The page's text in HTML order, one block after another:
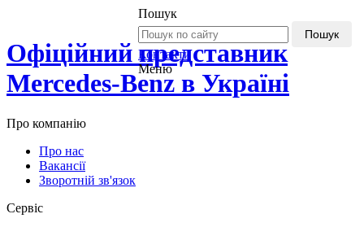
Офіційний представник
Mercedes-Benz в Україні
Пошук
Пошук
Контакти
Меню
Про компанію
Про нас
Вакансії
Зворотній зв'язок
Сервіс